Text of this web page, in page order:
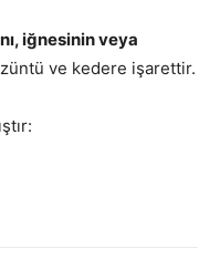
iğnesinin veya
ve kedere işarettir.